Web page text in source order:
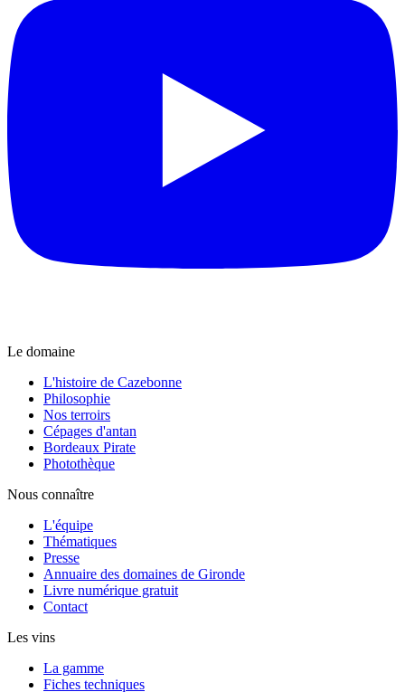
Le domaine
L'histoire de Cazebonne
Philosophie
Nos terroirs
Cépages d'antan
Bordeaux Pirate
Photothèque
Nous connaître
L'équipe
Thématiques
Presse
Annuaire des domaines de Gironde
Livre numérique gratuit
Contact
Les vins
La gamme
Fiches techniques